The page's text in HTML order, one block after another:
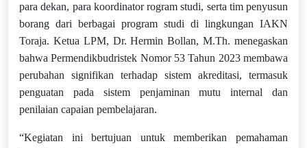
para dekan, para koordinator rogram studi, serta tim penyusun
borang dari berbagai program studi di lingkungan IAKN
Toraja. Ketua LPM, Dr. Hermin Bollan, M.Th. menegaskan
bahwa Permendikbudristek Nomor 53 Tahun 2023 membawa
perubahan signifikan terhadap sistem akreditasi, termasuk
penguatan pada sistem penjaminan mutu internal dan
penilaian capaian pembelajaran.
“Kegiatan ini bertujuan untuk memberikan pemahaman